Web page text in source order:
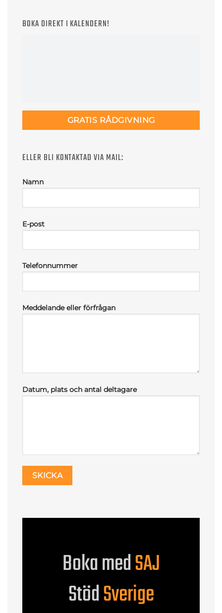
BOKA DIREKT I KALENDERN!
GRATIS RÅDGIVNING
ELLER BLI KONTAKTAD VIA MAIL:
Namn
E-post
Telefonnummer
Meddelande eller förfrågan
Datum, plats och antal deltagare
Boka medSAJ
StödSverige